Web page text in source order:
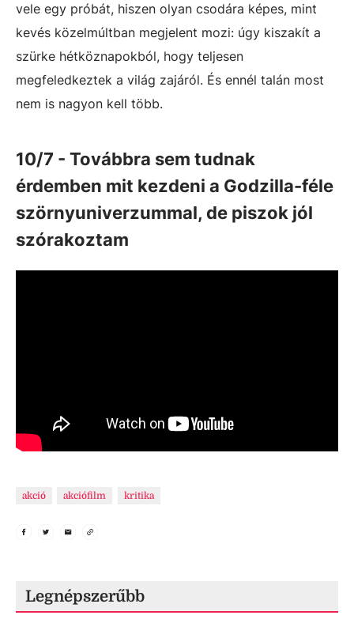
vele egy próbát, hiszen olyan csodára képes, mint
kevés közelmúltban megjelent mozi: úgy kiszakít a
szürke hétköznapokból, hogy teljesen
megfeledkeztek a világ zajáról. És ennél talán most
nem is nagyon kell több.
10/7 - Továbbra sem tudnak
érdemben mit kezdeni a Godzilla-féle
szörnyuniverzummal, de piszok jól
szórakoztam
akció akciófilm kritika
Legnépszerűbb